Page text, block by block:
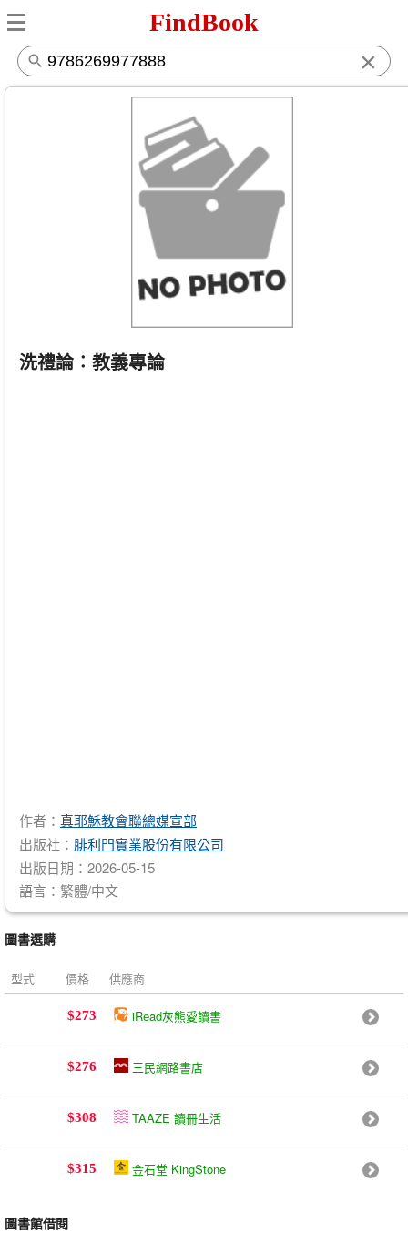
FindBook
×
洗禮論︰教義專論
作者： 真耶穌教會聯總媒宣部
出版社： 腓利門實業股份有限公司
出版日期：2026-05-15
語言：繁體/中文
圖書選購
型式 價格 供應商
$273 iRead灰熊愛讀書
$276 三民網路書店
$308 TAAZE 讀冊生活
$315 金石堂 KingStone
圖書館借閱